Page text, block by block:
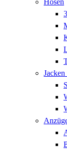
Jacken